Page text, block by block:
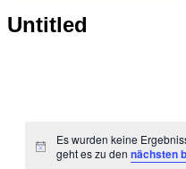
Untitled
Hinweis
Es wurden keine
geht es zu den nächsten